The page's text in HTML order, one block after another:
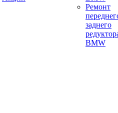
Ремонт
заднего
BMW